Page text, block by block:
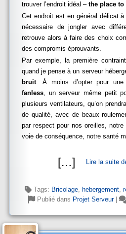
trouver l’endroit idéal – the place to
Cet endroit est en général délicat
nécessaire de jongler avec
retrouve alors à faire des choix
des compromis éprouvants.
Par exemple, la première
quand je pense à un serveur
bruit. À moins d’opter pour une
fanless, un serveur même petit
plusieurs ventilateurs, qu’on
de qualité, avec de beaux
par respect pour nos oreilles, notre
voie de conséquence, notre santé
[…] Lire la suite
Tags: Bricolage, hebergement,
Publié dans Projet Serveur|